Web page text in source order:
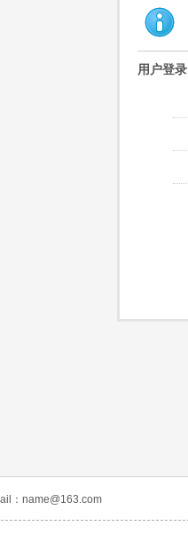
用户登录
：name@163.com